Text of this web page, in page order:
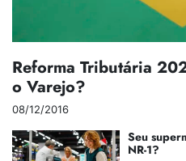
Reforma Tributária
o Varejo?
08/12/2016
Seu
NR-1?